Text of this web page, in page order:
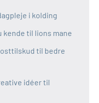
i kolding
kende til lions mane
til bedre
idéer til